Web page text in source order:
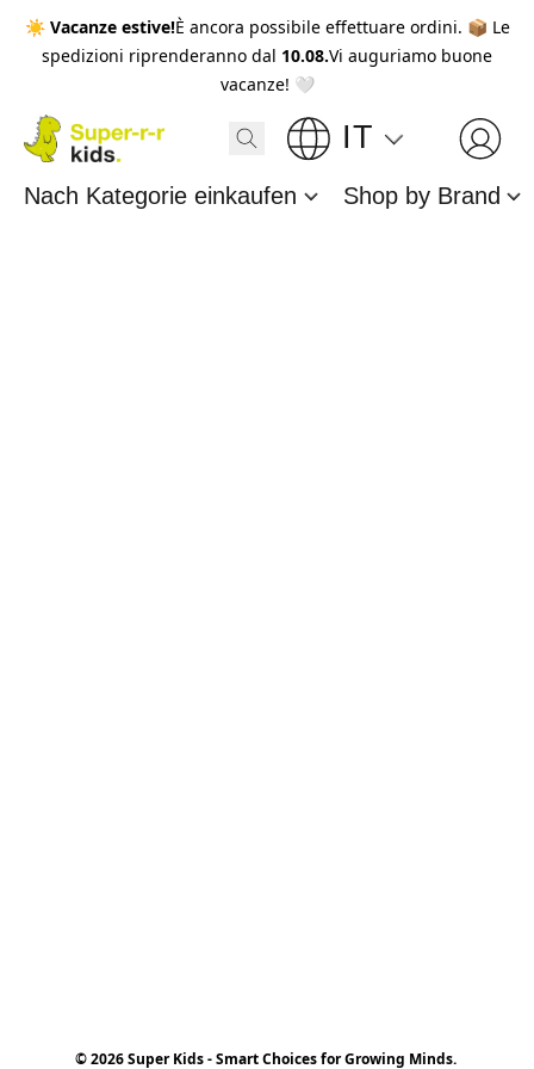
☀️ Vacanze estive!È ancora possibile effettuare ordini. 📦 Le
spedizioni riprenderanno dal 10.08.Vi auguriamo buone
vacanze! 🤍
IT
Nach Kategorie einkaufen Shop by Brand
© 2026 Super Kids - Smart Choices for Growing Minds.